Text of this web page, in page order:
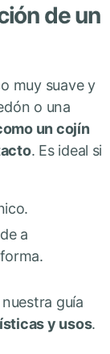
de un
muy suave y
o una
un cojín
. Es ideal si
a
guía
y usos.